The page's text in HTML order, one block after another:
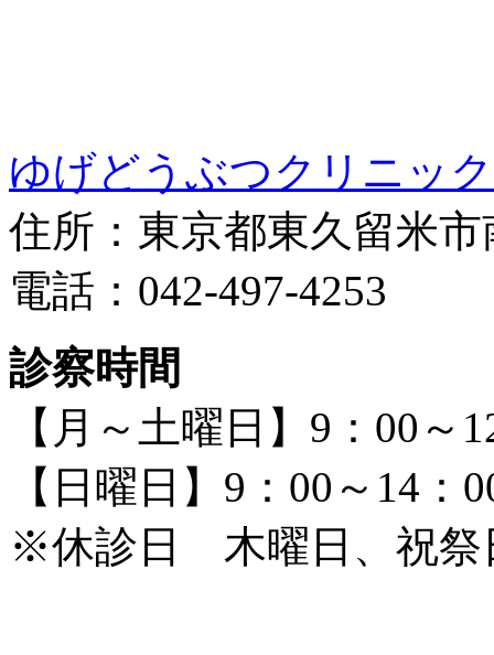
ゆげどうぶつクリニック
住所：東京都東久留米市
電話：042-497-4253
診察時間
【月～土曜日】9：00～
【日曜日】9：00～14：
※休診日 木曜日、祝祭